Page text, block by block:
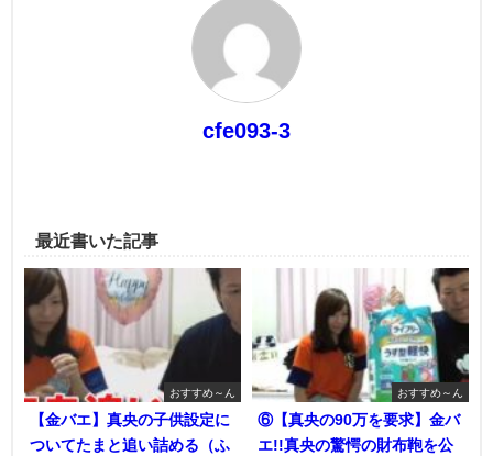
cfe093-3
最近書いた記事
おすすめ～ん
【金バエ】真央の子供設定に
ついてたまと追い詰める（ふ
おすすめ～ん
⑥【真央の90万を要求】金バ
エ!!真央の驚愕の財布鞄を公